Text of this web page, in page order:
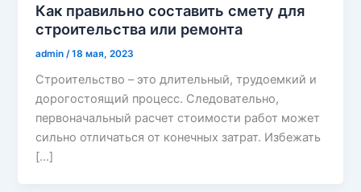
Как правильно составить смету для
строительства или ремонта
admin /18 мая, 2023
Строительство – это длительный, трудоемкий и
дорогостоящий процесс. Следовательно,
первоначальный расчет стоимости работ может
сильно отличаться от конечных затрат. Избежать
[…]